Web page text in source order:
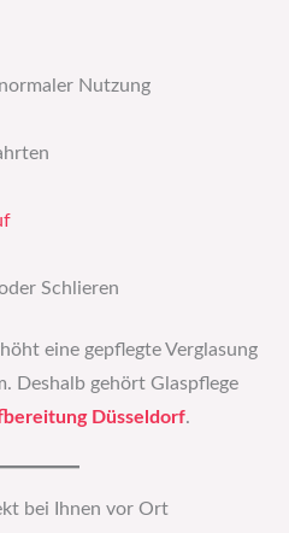
Nutzung
Schlieren
eine gepflegte Verglasung
Deshalb gehört Glaspflege
Düsseldorf.
bei Ihnen vor Ort